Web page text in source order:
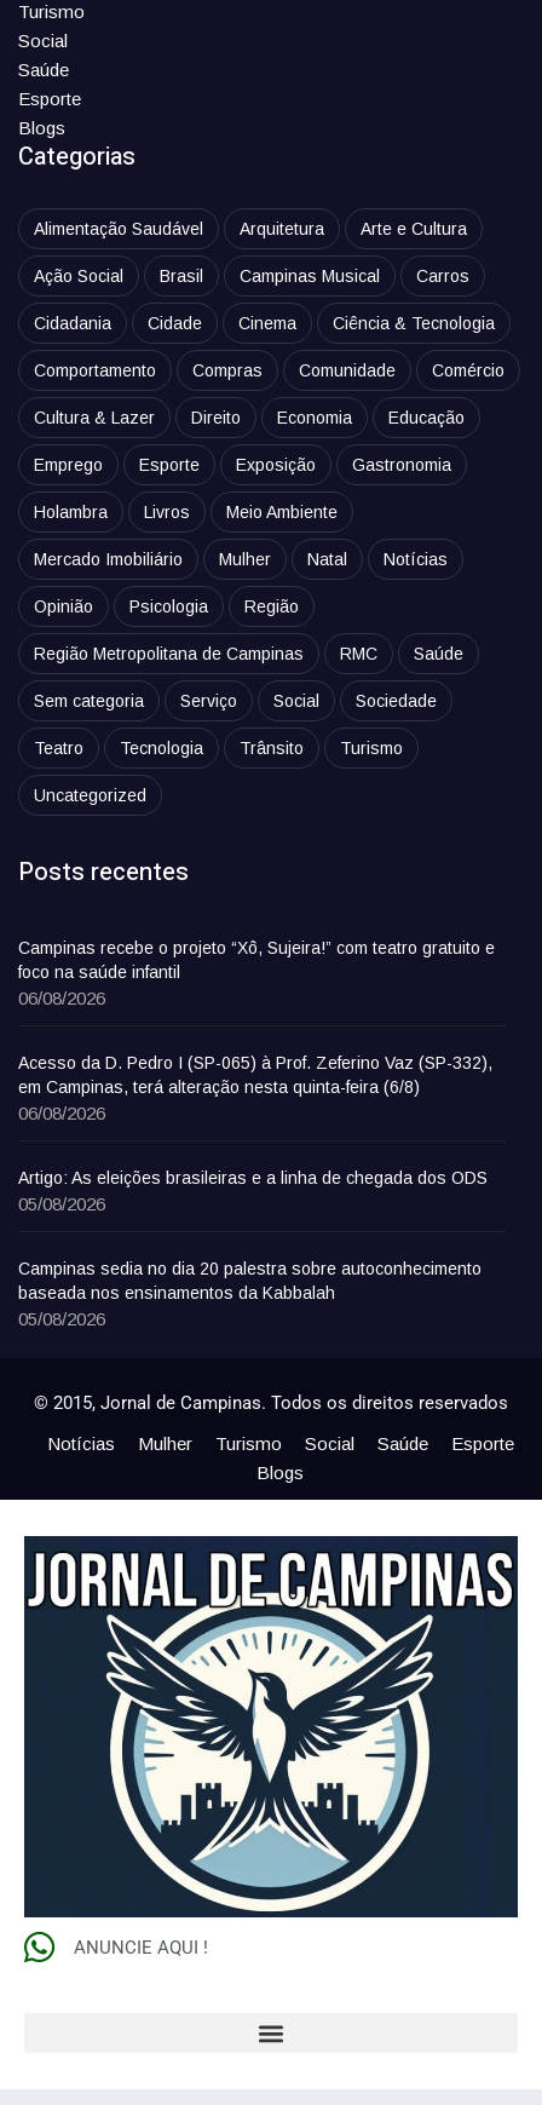
Turismo
Social
Saúde
Esporte
Blogs
Categorias
Alimentação Saudável Arquitetura Arte e Cultura
Ação Social Brasil Campinas Musical Carros
Cidadania Cidade Cinema Ciência & Tecnologia
Comportamento Compras Comunidade Comércio
Cultura & Lazer Direito Economia Educação
Emprego Esporte Exposição Gastronomia
Holambra Livros Meio Ambiente
Mercado Imobiliário Mulher Natal Notícias
Opinião Psicologia Região
Região Metropolitana de Campinas RMC Saúde
Sem categoria Serviço Social Sociedade
Teatro Tecnologia Trânsito Turismo
Uncategorized
Posts recentes
Campinas recebe o projeto “Xô, Sujeira!” com teatro gratuito e
foco na saúde infantil
06/08/2026
Acesso da D. Pedro I (SP-065) à Prof. Zeferino Vaz (SP-332),
em Campinas, terá alteração nesta quinta-feira (6/8)
06/08/2026
Artigo: As eleições brasileiras e a linha de chegada dos ODS
05/08/2026
Campinas sedia no dia 20 palestra sobre autoconhecimento
baseada nos ensinamentos da Kabbalah
05/08/2026
© 2015, Jornal de Campinas. Todos os direitos reservados
Notícias Mulher Turismo Social Saúde
Esporte
Blogs
ANUNCIE AQUI !